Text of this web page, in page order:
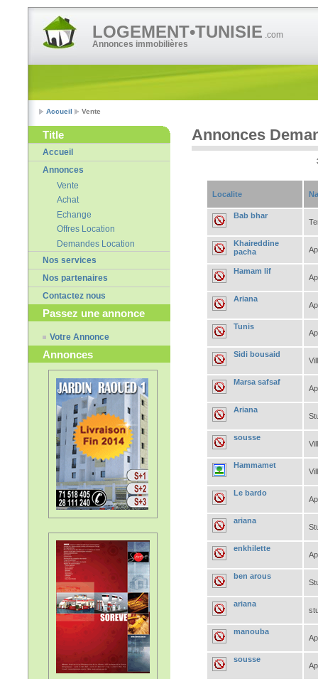
LOGEMENT•TUNISIE .com
Annonces immobilières
Accueil Vente
Title
Accueil
Annonces
Vente
Achat
Echange
Offres Location
Demandes Location
Nos services
Nos partenaires
Contactez nous
Passez une annonce
Votre Annonce
Annonces
Annonces
Localite
Bab bhar
Khaireddine
pacha
Hamam lif
Ariana
Tunis
Sidi bousaid
Marsa safsaf
Ariana
sousse
Hammamet
Le bardo
ariana
enkhilette
ben arous
ariana
manouba
sousse